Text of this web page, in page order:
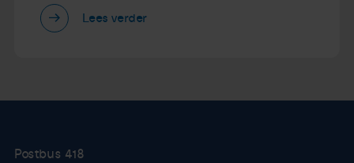
Lees verder
Postbus 418